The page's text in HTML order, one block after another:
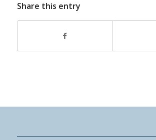
Share this entry